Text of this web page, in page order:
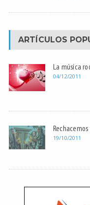
ARTÍCULOS
La música
04/12/2011
19/10/2011